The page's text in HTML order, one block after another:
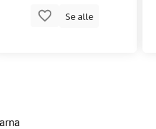
Se alle